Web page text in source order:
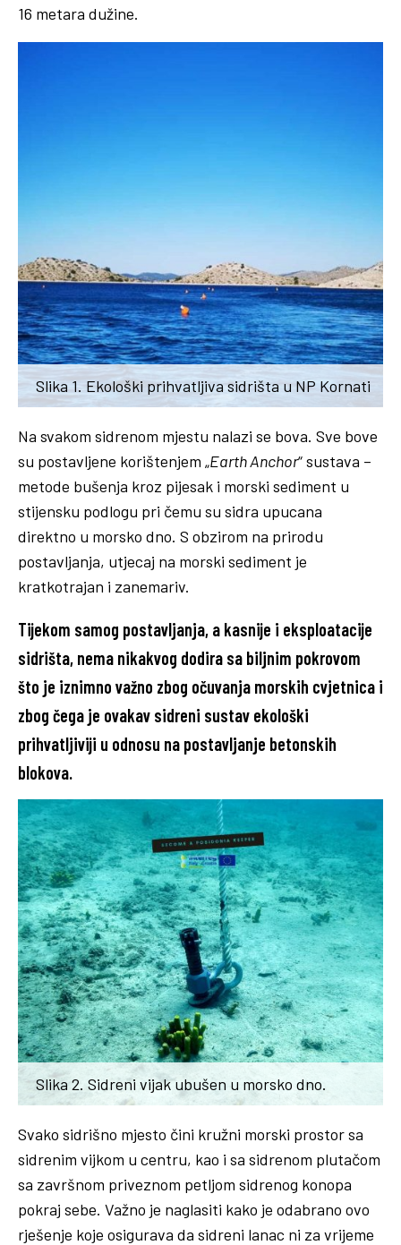
16 metara dužine.
Slika 1. Ekološki prihvatljiva sidrišta u NP Kornati
Na svakom sidrenom mjestu nalazi se bova. Sve bove
su postavljene korištenjem „Earth Anchor“ sustava –
metode bušenja kroz pijesak i morski sediment u
stijensku podlogu pri čemu su sidra upucana
direktno u morsko dno. S obzirom na prirodu
postavljanja, utjecaj na morski sediment je
kratkotrajan i zanemariv.
Tijekom samog postavljanja, a kasnije i eksploatacije
sidrišta, nema nikakvog dodira sa biljnim pokrovom
što je iznimno važno zbog očuvanja morskih cvjetnica i
zbog čega je ovakav sidreni sustav ekološki
prihvatljiviji u odnosu na postavljanje betonskih
blokova.
Slika 2. Sidreni vijak ubušen u morsko dno.
Svako sidrišno mjesto čini kružni morski prostor sa
sidrenim vijkom u centru, kao i sa sidrenom plutačom
sa završnom priveznom petljom sidrenog konopa
pokraj sebe. Važno je naglasiti kako je odabrano ovo
rješenje koje osigurava da sidreni lanac ni za vrijeme